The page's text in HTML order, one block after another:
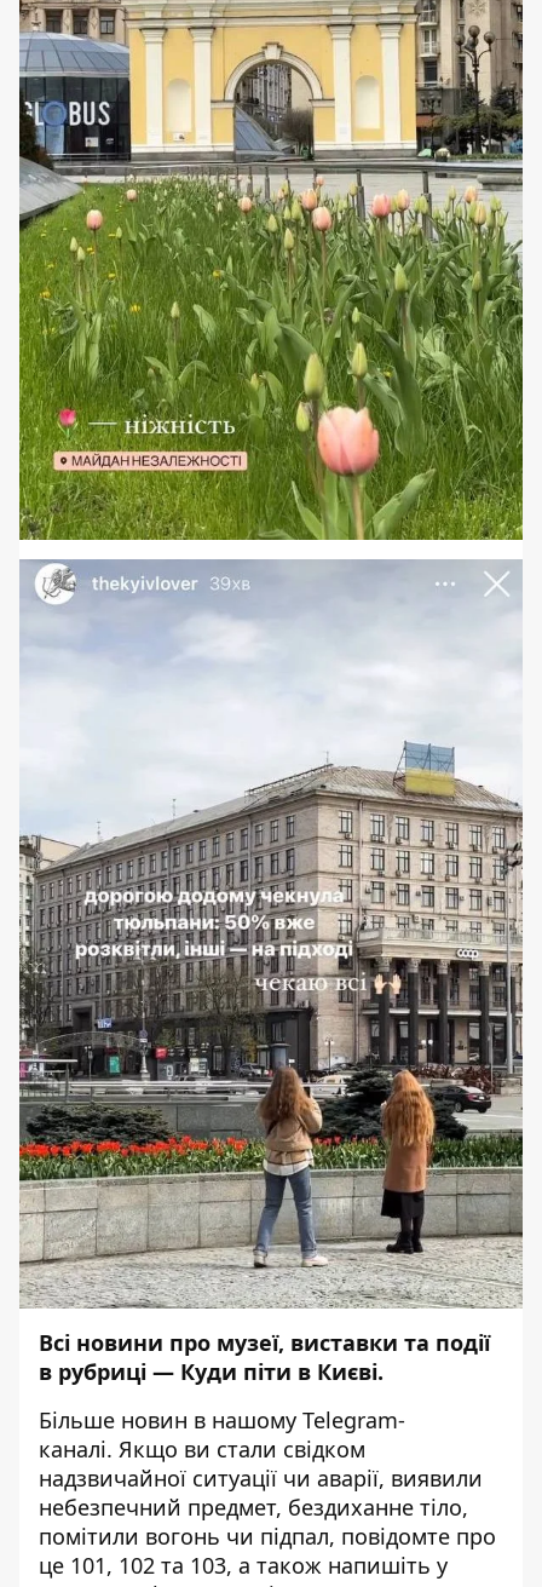
Всі новини про музеї, виставки та події
в рубриці — Куди піти в Києві.
Більше новин в нашому Telegram-
каналі. Якщо ви стали свідком
надзвичайної ситуації чи аварії, виявили
небезпечний предмет, бездиханне тіло,
помітили вогонь чи підпал, повідомте про
це 101, 102 та 103, а також напишіть у